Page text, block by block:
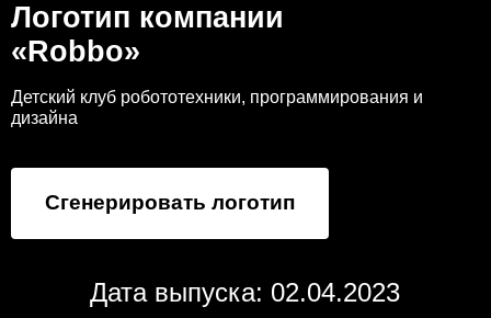
Логотип компании
«Robbo»
Детский клуб робототехники, программирования и
дизайна
Сгенерировать логотип
Дата выпуска: 02.04.2023